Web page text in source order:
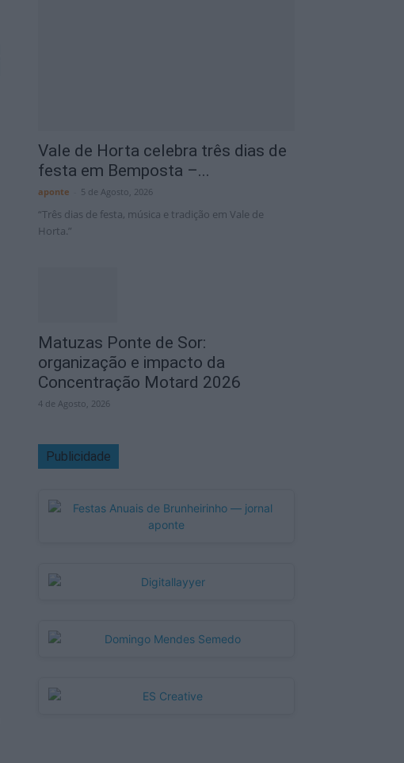
Vale de Horta celebra três dias de
festa em Bemposta –...
aponte 5 de Agosto, 2026
“Três dias de festa, música e tradição em Vale de
Horta.”
Matuzas Ponte de Sor:
organização e impacto da
Concentração Motard 2026
4 de Agosto, 2026
Publicidade